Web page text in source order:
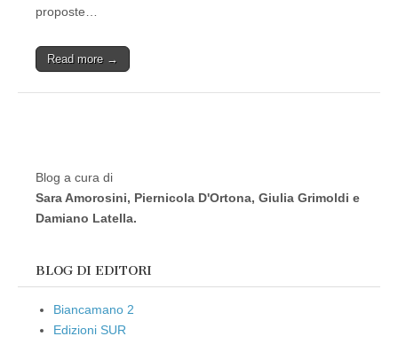
proposte…
Read more →
Blog a cura di
Sara Amorosini, Piernicola D'Ortona, Giulia Grimoldi e
Damiano Latella.
BLOG DI EDITORI
Biancamano 2
Edizioni SUR